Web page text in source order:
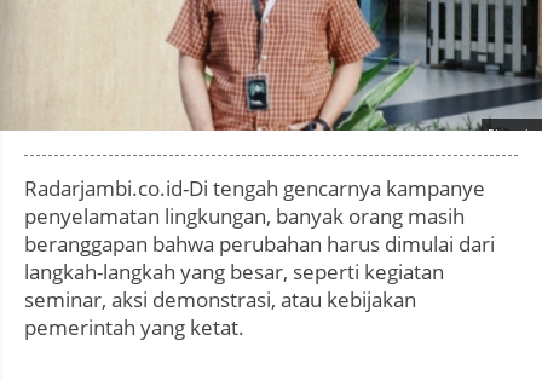
Photo by
Radarjambi.co.id-Di tengah gencarnya kampanye
penyelamatan lingkungan, banyak orang masih
beranggapan bahwa perubahan harus dimulai dari
langkah-langkah yang besar, seperti kegiatan
seminar, aksi demonstrasi, atau kebijakan
pemerintah yang ketat.